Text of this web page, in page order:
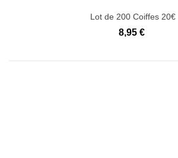
Lot de 200 Coiffes 20€
8,95 €